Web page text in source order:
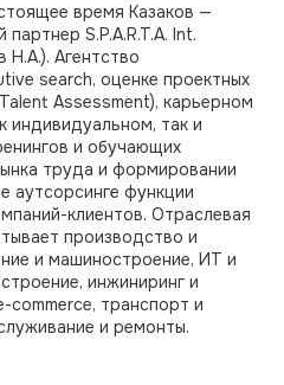
время Казаков —
S.P.A.R.T.A. Int.
Н.А.). Агентство
search, оценке проектных
Assessment), карьерном
индивидуальном, так и
и обучающих
труда и формировании
аутсорсинге функции
клиентов. Отраслевая
производство и
и машиностроение, ИТ и
инжиниринг и
commerce, транспорт и
и ремонты.